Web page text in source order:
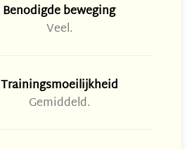
Benodigde beweging
Veel.
Trainingsmoeilijkheid
Gemiddeld.